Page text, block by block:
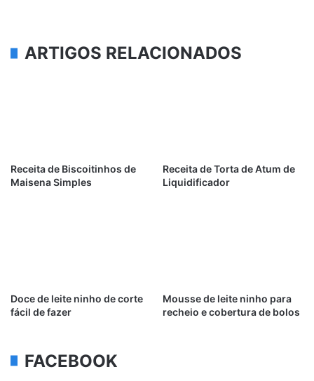
ARTIGOS RELACIONADOS
Receita de Biscoitinhos de
Maisena Simples
Receita de Torta de Atum de
Liquidificador
Doce de leite ninho de corte
fácil de fazer
Mousse de leite ninho para
recheio e cobertura de bolos
FACEBOOK